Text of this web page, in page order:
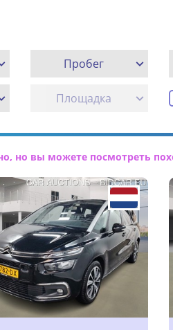
Пробег
Площадка
но вы можете посмотреть